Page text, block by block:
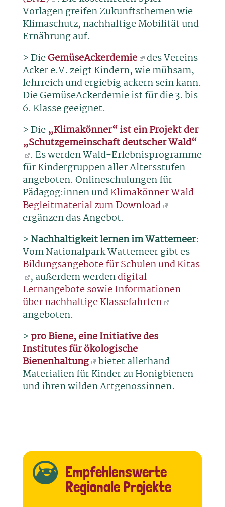
Vorlagen greifen Zukunftsthemen wie
Klimaschutz, nachhaltige Mobilität und
Ernährung auf.
> DieGemüseAckerdemie
des Vereins
Acker e.V. zeigt Kindern, wie mühsam,
lehrreich und ergiebig ackern sein kann.
Die GemüseAckerdemie ist für die 3. bis
6. Klasse geeignet.
> Die „Klimakönner“ ist ein Projekt der
„Schutzgemeinschaft deutscher Wald“
. Es werden Wald-Erlebnisprogramme
für Kindergruppen aller Altersstufen
angeboten. Onlineschulungen für
Pädagog:innen undKlimakönner Wald
Begleitmaterial zum Download
ergänzen das Angebot.
> Nachhaltigkeit lernen im Wattemeer:
Vom Nationalpark Wattemeer gibt es
Bildungsangebote für Schulen und Kitas
, außerdem werdendigital
Lernangebote sowie Informationen
über nachhaltige Klassefahrten
angeboten.
> pro Biene, eine Initiative des
Institutes für ökologische
Bienenhaltung
bietet allerhand
Materialien für Kinder zu Honigbienen
und ihren wilden Artgenossinnen.
Empfehlenswerte
Regionale Projekte